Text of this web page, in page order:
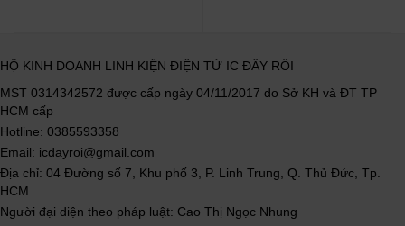
HỘ KINH DOANH LINH KIỆN ĐIỆN TỬ IC ĐÂY RỒI
MST 0314342572 được cấp ngày 04/11/2017 do Sở KH và ĐT TP
HCM cấp
Hotline: 0385593358
Email: icdayroi@gmail.com
Địa chỉ: 04 Đường số 7, Khu phố 3, P. Linh Trung, Q. Thủ Đức, Tp.
HCM
Người đại diện theo pháp luật: Cao Thị Ngọc Nhung